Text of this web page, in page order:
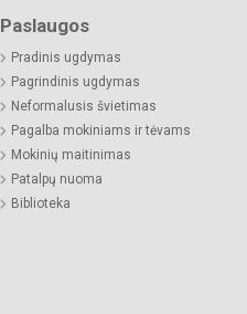
Paslaugos
Pradinis ugdymas
Pagrindinis ugdymas
Neformalusis švietimas
Pagalba mokiniams ir tėvams
Mokinių maitinimas
Patalpų nuoma
Biblioteka